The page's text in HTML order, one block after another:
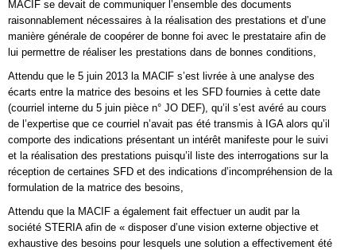
MACIF se devait de communiquer l’ensemble des documents
raisonnablement nécessaires à la réalisation des prestations et d’une
manière générale de coopérer de bonne foi avec le prestataire afin de
lui permettre de réaliser les prestations dans de bonnes conditions,
Attendu que le 5 juin 2013 la MAClF s’est livrée à une analyse des
écarts entre la matrice des besoins et les SFD fournies à cette date
(courriel interne du 5 juin pièce n° JO DEF), qu’il s’est avéré au cours
de l’expertise que ce courriel n’avait pas été transmis à IGA alors qu’il
comporte des indications présentant un intérêt manifeste pour le suivi
et la réalisation des prestations puisqu’il liste des interrogations sur la
réception de certaines SFD et des indications d’incompréhension de la
formulation de la matrice des besoins,
Attendu que la MACIF a également fait effectuer un audit par la
société STERIA afin de « disposer d’une vision externe objective et
exhaustive des besoins pour lesquels une solution a effectivement été